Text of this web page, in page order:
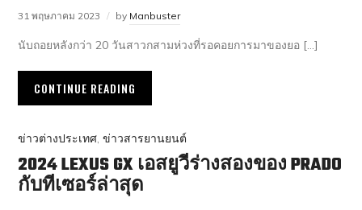
31 พฤษภาคม 2023 by Manbuster
นับถอยหลังกว่า 20 วันสาวกสามห่วงที่รอคอยการมาของยอ […]
CONTINUE READING
ข่าวต่างประเทศ,ข่าวสารยานยนต์
2024 LEXUS GX เอสยูวีร่างสองของ PRADO
กับทีเซอร์ล่าสุด